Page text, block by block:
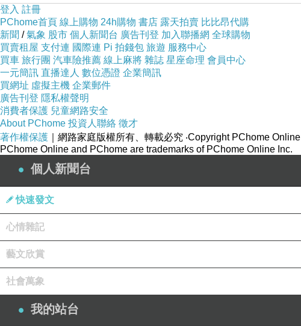
2017.07.15_1Y11M25D_探索廚房幫大妹慶生
小羊咩.2
2017.08.06_2Y0M17D_特香齋慶祝我與阿爸的父親節
2017.08.06_2Y0M30D_世大運．台灣加油！！！
小羊咩.4
登入 註冊
PChome首頁 線上購物 24h購物 書店 露天拍賣 比比昂代購
新聞 /氣象 股市 個人新聞台 廣告刊登 加入聯播網 全球購物
買賣租屋 支付連 國際連 Pi 拍錢包 旅遊 服務中心
買車 旅行團 汽車險推薦 線上麻將 雜誌 星座命理 會員中心
一元簡訊 直播達人 數位憑證 企業簡訊
買網址 虛擬主機 企業郵件
廣告刊登 隱私權聲明
消費者保護 兒童網路安全
About PChome 投資人聯絡 徵才
著作權保護 ｜網路家庭版權所有、轉載必究 ‧Copyright PChome Online
PChome Online and PChome are trademarks of PChome Online Inc.
個人新聞台
快速發文
心情雜記
藝文欣賞
社會萬象
我的站台